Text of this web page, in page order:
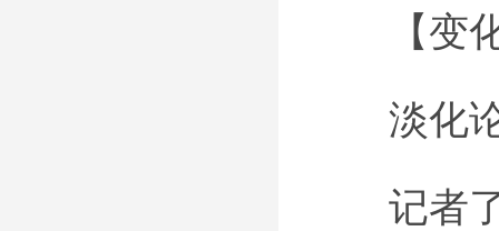
【变化
淡化论
记者了